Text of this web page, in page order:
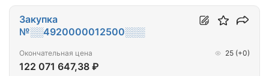
многоквартирных домов (ПРОЕКТ+СМР) (нп.
Высокий, г. Оленегорск, г. Мурманск_4МКД лот 2)
Закупка
№░░4920000012500░░░
Окончательная цена
122 071 647,38 ₽
25 (+0)